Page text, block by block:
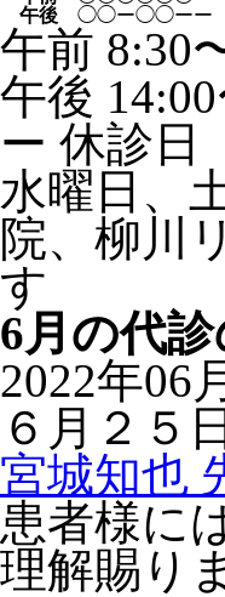
午後
◯◯ー◯◯ーー
午前 8:30
午後
ー 休診日
水曜日、
院、柳川
す
6月の代
2022年06
６月２５
宮城知也
患者様に
理解賜り